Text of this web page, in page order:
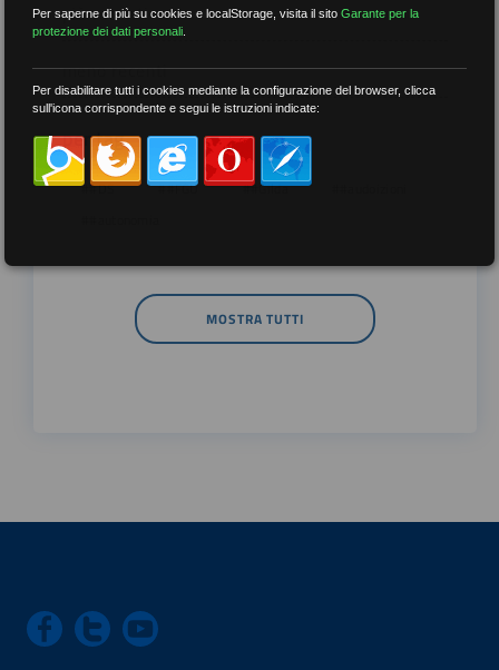
più recenti
meno recenti
per tag
##DS ##FGU ##Gilda
MOSTRA TUTTI
Per saperne di più su cookies e localStorage, visita il sitoGarante per la
protezione dei dati personali
Per disabilitare tutti i cookies mediante la configurazione del browser, clicca
sull'icona corrispondente e segui le istruzioni indicate: